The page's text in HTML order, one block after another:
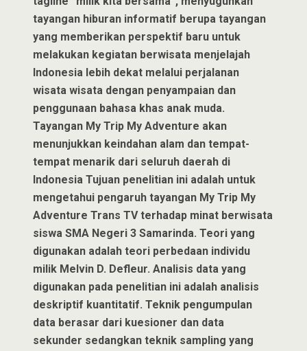
tayangan hiburan informatif berupa tayangan
yang memberikan perspektif baru untuk
melakukan kegiatan berwisata menjelajah
Indonesia lebih dekat melalui perjalanan
wisata wisata dengan penyampaian dan
penggunaan bahasa khas anak muda.
Tayangan My Trip My Adventure akan
menunjukkan keindahan alam dan tempat-
tempat menarik dari seluruh daerah di
Indonesia Tujuan penelitian ini adalah untuk
mengetahui pengaruh tayangan My Trip My
Adventure Trans TV terhadap minat berwisata
siswa SMA Negeri 3 Samarinda. Teori yang
digunakan adalah teori perbedaan individu
milik Melvin D. Defleur. Analisis data yang
digunakan pada penelitian ini adalah analisis
deskriptif kuantitatif. Teknik pengumpulan
data berasar dari kuesioner dan data
sekunder sedangkan teknik sampling yang